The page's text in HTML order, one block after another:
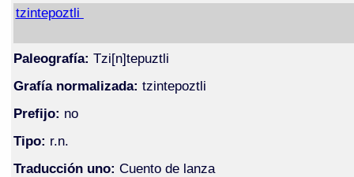
tzintepoztli
Paleografía: Tzi[n]tepuztli
Grafía normalizada: tzintepoztli
Prefijo: no
Tipo: r.n.
Traducción uno: Cuento de lanza